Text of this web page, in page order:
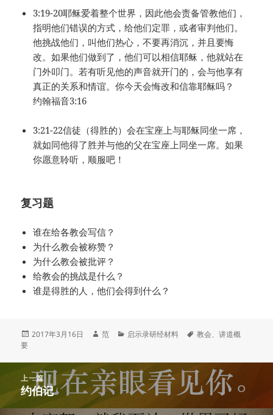
3:19-20耶稣爱着整个世界，因此他会责备管教他们，
指明他们错误的方式，给他们定罪，或者审判他们。
他挑战他们，叫他们热心，不要再消沉，并且要悔
改。如果他们做到了，他们可以相信耶稣，他就站在
门外叩门。若有听见他的声音就开门的，会与他享有
真正的关系和情谊。你今天会悔改和信靠耶稣吗？
约翰福音3:16
3:21-22信徒（得胜的）会在宝座上与耶稣同坐一席，
就如同他得了胜并与他的父在宝座上同坐一席。如果
你愿意聆听，顺服吧！
复习题
谁在给各教会写信？
为什么教会被称赞？
为什么教会被批评？
给教会的挑战是什么？
谁是得胜的人，他们会得到什么？
发
2017年3月16日
作
范
分
启示录研经材料
标
教会、讲道概
要
导
上一篇
上
约伯记